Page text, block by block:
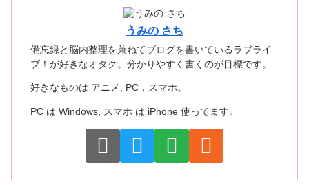
うみの さち
備忘録と脳内整理を兼ねてブログを書いているラブライ
ブ！が好きなオタク。分かりやすく書くのが目標です。
好きなものは アニメ, PC，スマホ。
PC は Windows, スマホ は iPhone 使ってます。